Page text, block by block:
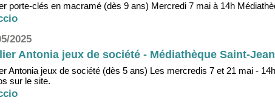
porte-clés en macramé (dès 9 ans) Mercredi 7 mai à 14h
2025
Antonia jeux de société - Médiathèque Saint-
Antonia jeux de société (dès 5 ans) Les mercredis 7 et 21 mai -
sur le site.